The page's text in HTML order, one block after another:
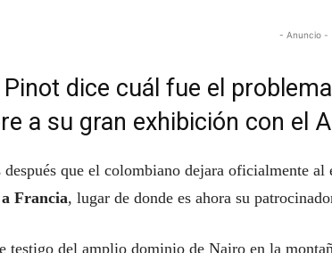
- Anuncio -
Pinot dice cuál fue el
a su gran exhibición con el
después que el colombiano dejara oficialmente
Francia, lugar de donde es ahora su
testigo del amplio dominio de Nairo en la